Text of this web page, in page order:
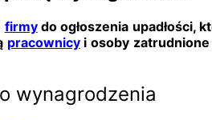
firmydo ogłoszenia upadłości,
pracownicyi osoby zatrudnione
wynagrodzenia